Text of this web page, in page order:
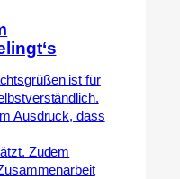
ist für
Ausdruck, dass
Zudem